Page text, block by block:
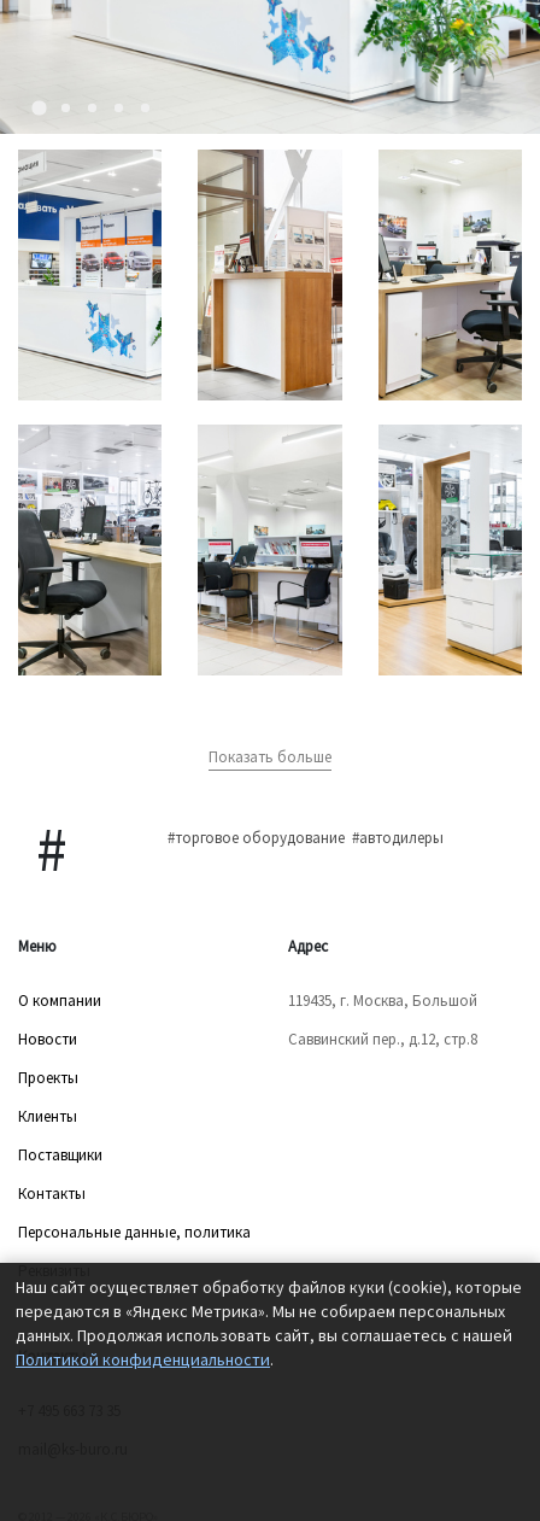
Показать больше
#торговое оборудование #автодилеры
Меню
О компании
Новости
Проекты
Клиенты
Поставщики
Контакты
Персональные данные, политика
Адрес
119435, г. Москва, Большой
Саввинский пер., д.12, стр.8
Контакты
Наш сайт осуществляет обработку файлов куки (cookie), которые
передаются в «Яндекс Метрика». Мы не собираем персональных
данных. Продолжая использовать сайт, вы соглашаетесь с нашей
Политикой конфиденциальности.